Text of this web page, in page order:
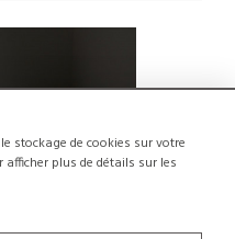
stockage de cookies sur votre
afficher plus de détails sur les